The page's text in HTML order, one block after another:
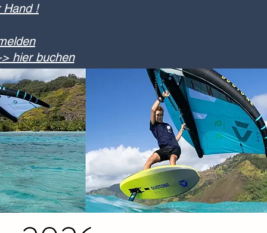
Hand !
hier buchen